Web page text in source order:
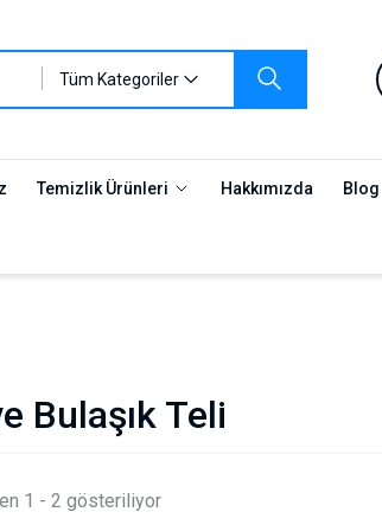
Tüm Kategoriler
Temizlik Ürünleri Hakkımızda Blog
Bulaşık Teli
1 - 2 gösteriliyor